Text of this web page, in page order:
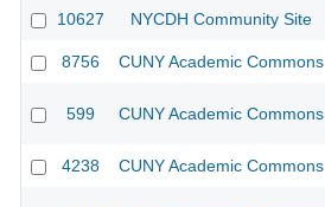
10627 NYCDH Community Site
8756 CUNY Academic Commons
599 CUNY Academic Commons
4238 CUNY Academic Commons